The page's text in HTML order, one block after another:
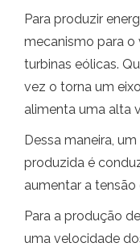
Para produzir
mecanismo para o
turbinas eólicas.
vez o torna um
alimenta uma alta
Dessa maneira,
produzida é
aumentar a tensão
Para a produção
uma velocidade